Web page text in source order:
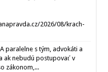
2026/08/krach-
paralelne s tým, advokáti a
ak nebudú postupovať v
zákonom,...